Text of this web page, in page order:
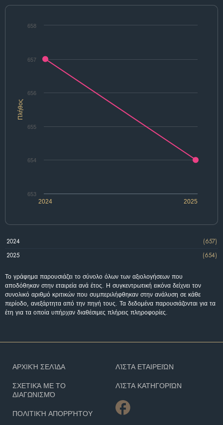
Πλήθος
2024 2025
653
654
655
656
657
658
2024
(657)
2025
(654)
Το γράφημα παρουσιάζει το σύνολο όλων των αξιολογήσεων που
αποδόθηκαν στην εταιρεία ανά έτος. Η συγκεντρωτική εικόνα δείχνει τον
συνολικό αριθμό κριτικών που συμπεριλήφθηκαν στην ανάλυση σε κάθε
περίοδο, ανεξάρτητα από την πηγή τους. Τα δεδομένα παρουσιάζονται για τα
έτη για τα οποία υπήρχαν διαθέσιμες πλήρεις πληροφορίες.
ΑΡΧΙΚΉ ΣΕΛΊΔΑ
ΣΧΕΤΙΚΆ ΜΕ ΤΟ
ΔΙΑΓΩΝΙΣΜΌ
ΠΟΛΙΤΙΚΉ ΑΠΟΡΡΉΤΟΥ
ΛΊΣΤΑ ΕΤΑΙΡΕΙΏΝ
ΛΊΣΤΑ ΚΑΤΗΓΟΡΙΏΝ